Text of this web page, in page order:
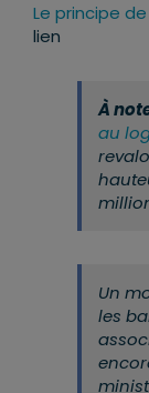
Le principe
lien
À
au
Un
les